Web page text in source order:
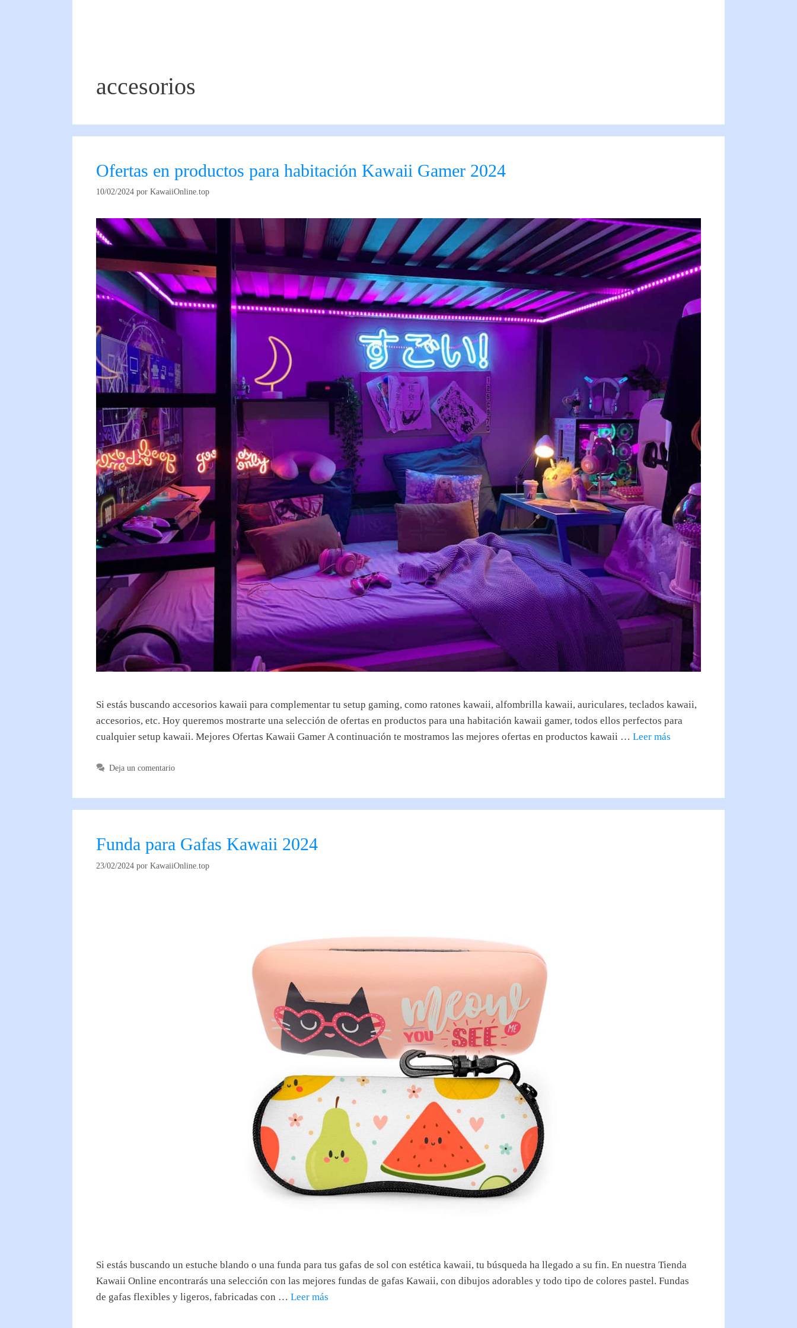
accesorios
Ofertas en productos para habitación Kawaii Gamer 2024
10/02/2024 por KawaiiOnline.top
Si estás buscando accesorios kawaii para complementar tu setup gaming, como ratones kawaii, alfombrilla kawaii, auriculares, teclados kawaii,
accesorios, etc. Hoy queremos mostrarte una selección de ofertas en productos para una habitación kawaii gamer, todos ellos perfectos para
cualquier setup kawaii. Mejores Ofertas Kawaii Gamer A continuación te mostramos las mejores ofertas en productos kawaii … Leer más
Deja un comentario
Funda para Gafas Kawaii 2024
23/02/2024 por KawaiiOnline.top
Si estás buscando un estuche blando o una funda para tus gafas de sol con estética kawaii, tu búsqueda ha llegado a su fin. En nuestra Tienda
Kawaii Online encontrarás una selección con las mejores fundas de gafas Kawaii, con dibujos adorables y todo tipo de colores pastel. Fundas
de gafas flexibles y ligeros, fabricadas con … Leer más